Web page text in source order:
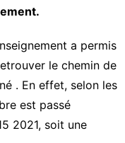
a permis
le chemin de
. En effet, selon les
est passé
2021, soit une